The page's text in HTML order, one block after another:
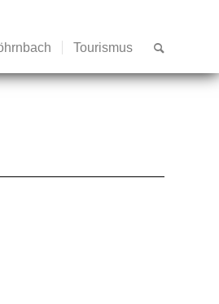
Tourismus